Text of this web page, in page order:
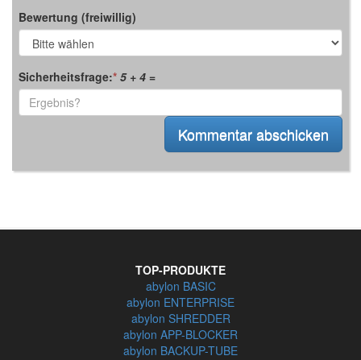
Bewertung (freiwillig)
Sicherheitsfrage:* 5 + 4 =
TOP-PRODUKTE
abylon BASIC
abylon ENTERPRISE
abylon SHREDDER
abylon APP-BLOCKER
abylon BACKUP-TUBE